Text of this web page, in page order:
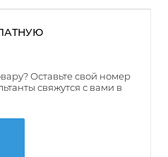
Оставьте свой номер
свяжутся с вами в